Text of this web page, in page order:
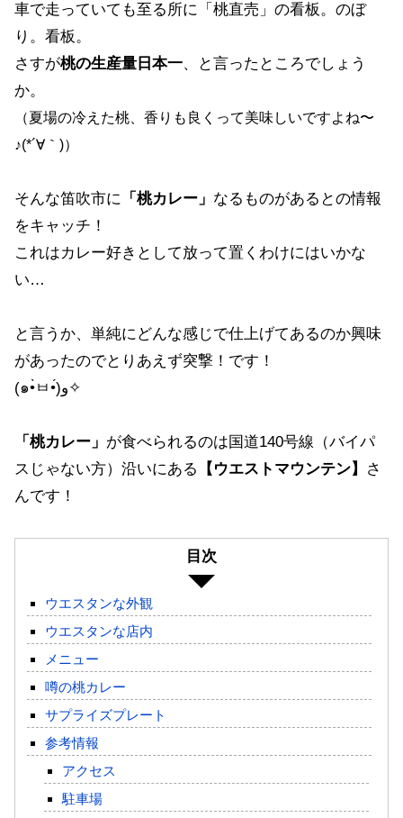
車で走っていても至る所に「桃直売」の看板。のぼ
り。看板。
さすが桃の生産量日本一、と言ったところでしょう
か。
（夏場の冷えた桃、香りも良くって美味しいですよね〜
♪(*´∀｀)）
そんな笛吹市に 「桃カレー」 なるものがあるとの情報
をキャッチ！
これはカレー好きとして放って置くわけにはいかな
い…
と言うか、単純にどんな感じで仕上げてあるのか興味
があったのでとりあえず突撃！です！
(๑•̀ㅂ•́)و✧
「桃カレー」 が食べられるのは国道140号線（バイパ
スじゃない方）沿いにある
【ウエストマウンテン】
さ
んです！
目次
ウエスタンな外観
ウエスタンな店内
メニュー
噂の桃カレー
サプライズプレート
参考情報
アクセス
駐車場